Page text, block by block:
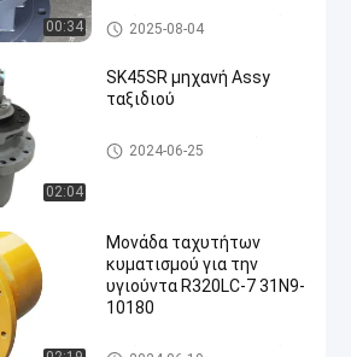
00:34
κιβώτιο ταχυτήτων ταλάντ
ευσης
2025-08-04
02:04
SK45SR μηχανή Assy
ταξιδιού
Μηχανή Assy ταξιδιού
2024-06-25
Μονάδα ταχυτήτων
κυματισμού για την
υγιούντα R320LC-7 31N9-
10180
κιβώτιο ταχυτήτων ταλάντ